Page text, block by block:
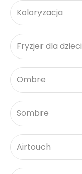
Koloryzacja
Fryzjer dla dzieci
Ombre
Sombre
Airtouch